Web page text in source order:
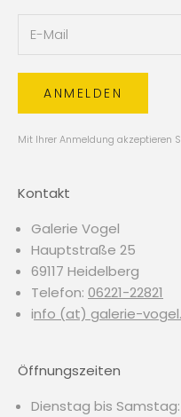
ANMELDEN
Mit Ihrer Anmeldung akzeptieren
Kontakt
Galerie Vogel
Hauptstraße 25
69117 Heidelberg
Telefon: 06221-22821
info (at) galerie-
Öffnungszeiten
Dienstag bis Samstag: